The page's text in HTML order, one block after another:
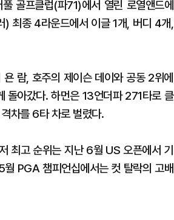
골프클럽(파71)에서 열린 로열앤드에
최종 4라운드에서 이글 1개, 버디 4개,
람, 호주의 제이슨 데이와 공동 2위에
돌아갔다. 하먼은 13언더파 271타로 클
차를 6타 차로 벌렸다.
최고 순위는 지난 6월 US 오픈에서 기
PGA 챔피언십에서는 컷 탈락의 고배